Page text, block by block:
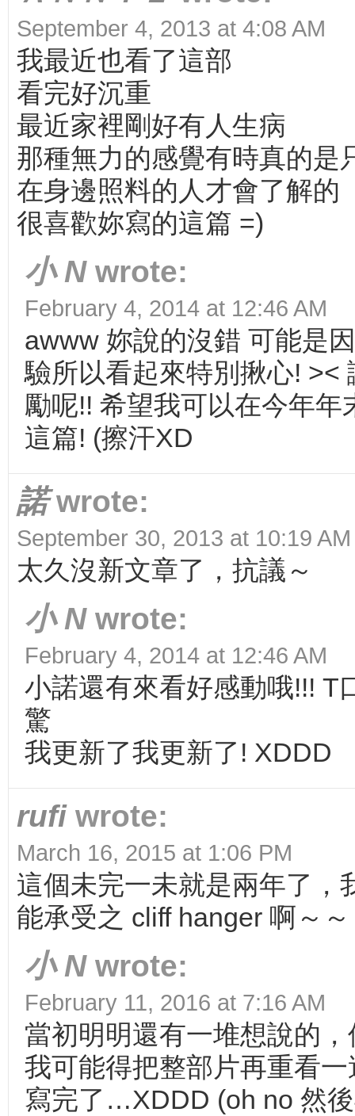
September 4, 2013 at 4:08 AM
我最近也看了這部
看完好沉重
最近家裡剛好有人生病
那種無力的感覺有時真的是
在身邊照料的人才會了解的
很喜歡妳寫的這篇 =)
小 N wrote:
February 4, 2014 at 12:46 AM
awww 妳說的沒錯 可能是
驗所以看起來特別揪心! ><
勵呢!! 希望我可以在今年年
這篇! (擦汗XD
諾 wrote:
September 30, 2013 at 10:19 AM
太久沒新文章了，抗議～
小 N wrote:
February 4, 2014 at 12:46 AM
小諾還有來看好感動哦!!! T
驚
我更新了我更新了! XDDD
rufi wrote:
March 16, 2015 at 1:06 PM
這個未完一未就是兩年了，
能承受之 cliff hanger 啊～～
小 N wrote:
February 11, 2016 at 7:16 AM
當初明明還有一堆想說的
我可能得把整部片再重看
寫完了…XDDD (oh no 然